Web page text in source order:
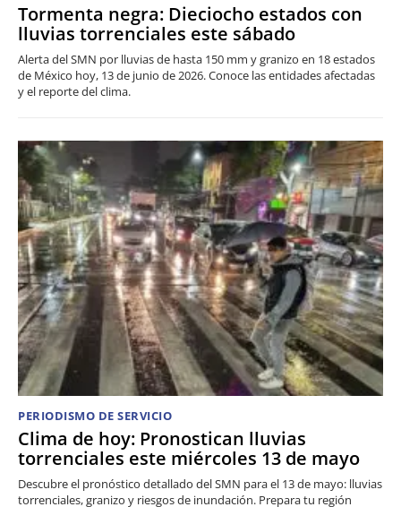
Tormenta negra: Dieciocho estados con
lluvias torrenciales este sábado
Alerta del SMN por lluvias de hasta 150 mm y granizo en 18 estados
de México hoy, 13 de junio de 2026. Conoce las entidades afectadas
y el reporte del clima.
PERIODISMO DE SERVICIO
Clima de hoy: Pronostican lluvias
torrenciales este miércoles 13 de mayo
Descubre el pronóstico detallado del SMN para el 13 de mayo: lluvias
torrenciales, granizo y riesgos de inundación. Prepara tu región